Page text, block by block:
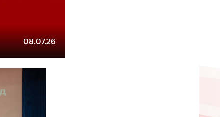
08.07.26